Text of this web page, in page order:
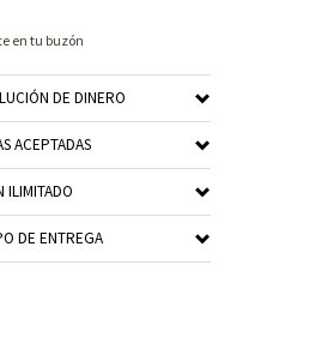
en tu buzón
DE DINERO
ACEPTADAS
ILIMITADO
DE ENTREGA